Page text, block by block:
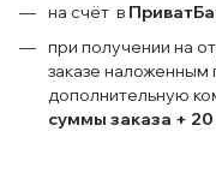
на счёт в
при получении на
заказе наложенным
дополнительную
суммы заказа + 20